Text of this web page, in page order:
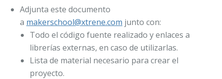
Adjunta este documento
a makerschool@xtrene.com junto con:
Todo el código fuente realizado y enlaces a
librerías externas, en caso de utilizarlas.
Lista de material necesario para crear el
proyecto.